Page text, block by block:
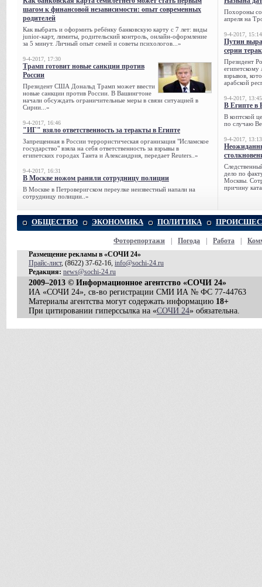
шагом к финансовой независимости: опыт современных
родителей
Как выбрать и оформить ребёнку банковскую карту с 7 лет: виды
junior-карт, лимиты, родительский контроль, онлайн-оформление
за 5 минут. Личный опыт семей и советы психологов...»
9-4-2017, 17:30
Трамп готовит новые санкции против
России
Президент США Дональд Трамп может ввести
новые санкции против России. В Вашингтоне
начали обсуждать ограничительные меры в связи ситуацией в
Сирии...»
9-4-2017, 16:46
"ИГ" взяло ответственность за теракты в Египте
Запрещенная в России террористическая организация "Исламское
государство" взяла на себя ответственность за взрывы в
египетских городах Танта и Александрия, передает Reuters..»
9-4-2017, 16:31
В Москве ножом ранили сотрудницу полиции
В Москве в Петроверигском переулке неизвестный напали на
сотрудницу полиции..»
Похороны
апреля на
9-4-2017, 15:14
Путин
серии
Президент
египетскому
взрывов,
арабской
9-4-2017, 13:45
В Египте в
В коптской
по случаю
9-4-2017, 13:13
дело по
Москвы.
причину
ОБЩЕСТВО ЭКОНОМИКА ПОЛИТИКА
Фоторепортажи Погода Работа
Размещение рекламы в «СОЧИ 24»
Прайс-лист, (8622) 37-62-16, info@sochi-24.ru
Редакция: news@sochi-24.ru
2009–2013 © Информационное агентство «СОЧИ 24»
ИА «СОЧИ 24», св-во регистрации СМИ ИА № ФС 77-44763
Материалы агентства могут содержать информацию 18+
При цитировании гиперссылка на «СОЧИ 24» обязательна.